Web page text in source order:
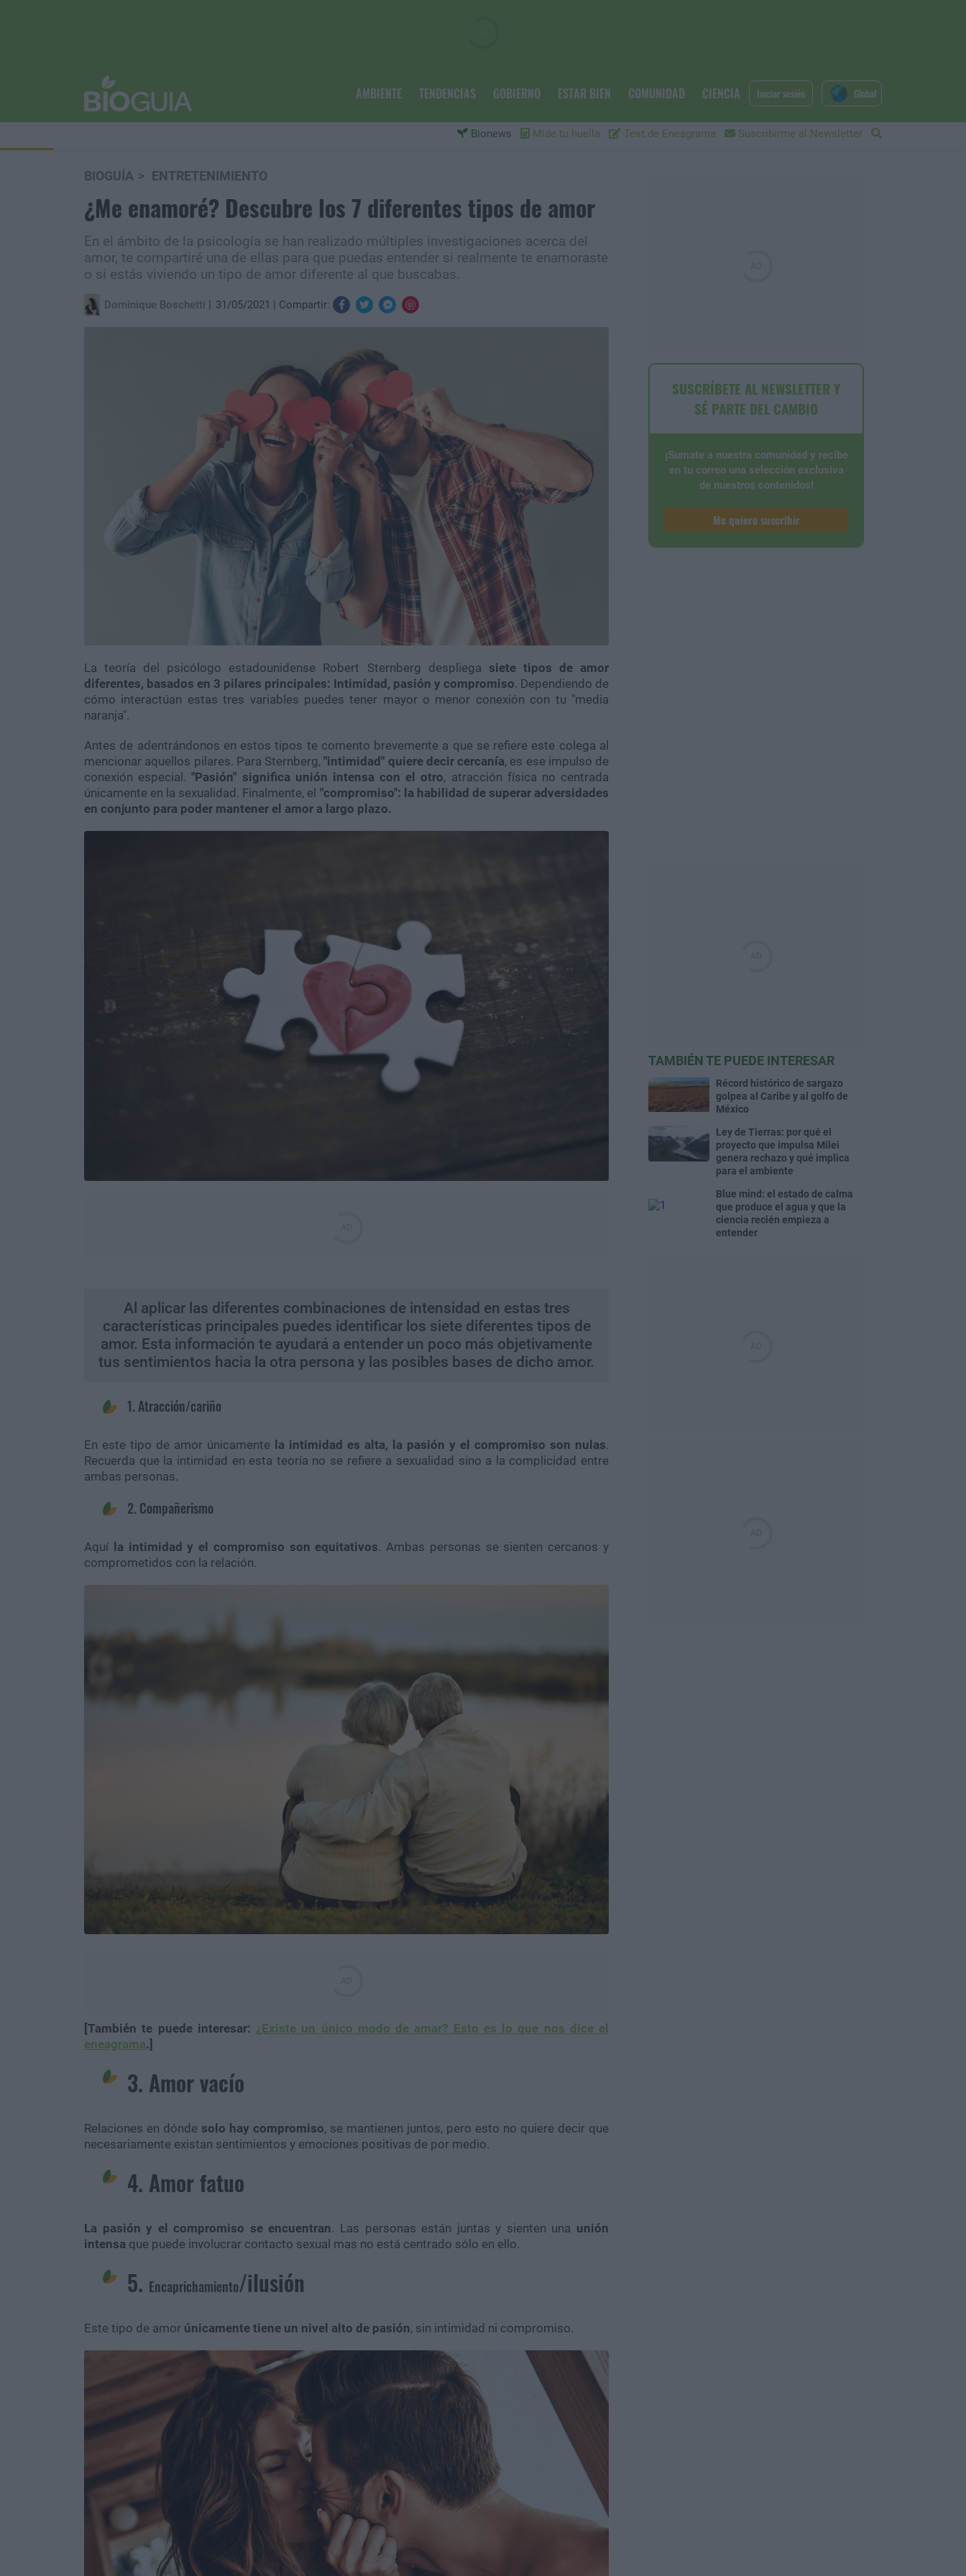
AMBIENTE TENDENCIAS GOBIERNO ESTAR BIEN COMUNIDAD CIENCIA
Bionews Mide tu huella Test de Eneagrama Suscribirme al Newsletter
Iniciar sesión Global
BIOGUÍA ENTRETENIMIENTO
¿Me enamoré? Descubre los 7 diferentes tipos de amor
En el ámbito de la psicología se han realizado múltiples investigaciones acerca del
amor, te compartiré una de ellas para que puedas entender si realmente te enamoraste
o si estás viviendo un tipo de amor diferente al que buscabas.
Dominique Boschetti 31/05/2021 Compartir:
La teoría del psicólogo estadounidense Robert Sternberg despliega siete tipos de amor
diferentes, basados en 3 pilares principales: Intimidad, pasión y compromiso. Dependiendo de
cómo interactúan estas tres variables puedes tener mayor o menor conexión con tu "media
naranja".
Antes de adentrándonos en estos tipos te comento brevemente a que se refiere este colega al
mencionar aquellos pilares. Para Sternberg, "intimidad" quiere decir cercanía, es ese impulso de
conexión especial. "Pasión" significa unión intensa con el otro, atracción física no centrada
únicamente en la sexualidad. Finalmente, el "compromiso": la habilidad de superar adversidades
en conjunto para poder mantener el amor a largo plazo.
Al aplicar las diferentes combinaciones de intensidad en estas tres
características principales puedes identificar los siete diferentes tipos de
amor. Esta información te ayudará a entender un poco más objetivamente
tus sentimientos hacia la otra persona y las posibles bases de dicho amor.
1. Atracción/cariño
En este tipo de amor únicamente la intimidad es alta, la pasión y el compromiso son nulas.
Recuerda que la intimidad en esta teoría no se refiere a sexualidad sino a la complicidad entre
ambas personas.
2. Compañerismo
Aquí la intimidad y el compromiso son equitativos. Ambas personas se sienten cercanos y
comprometidos con la relación.
[También te puede interesar: ¿Existe un único modo de amar? Esto es lo que nos dice el
eneagrama.]
3. Amor vacío
Relaciones en dónde solo hay compromiso, se mantienen juntos, pero esto no quiere decir que
necesariamente existan sentimientos y emociones positivas de por medio.
4. Amor fatuo
La pasión y el compromiso se encuentran. Las personas están juntas y sienten una unión
intensa que puede involucrar contacto sexual mas no está centrado sólo en ello.
5. Encaprichamiento/ilusión
Este tipo de amor únicamente tiene un nivel alto de pasión, sin intimidad ni compromiso.
SUSCRÍBETE AL NEWSLETTER Y
SÉ PARTE DEL CAMBIO
¡Sumate a nuestra comunidad y recibe
en tu correo una selección exclusiva
de nuestros contenidos!
Me quiero suscribir
TAMBIÉN TE PUEDE INTERESAR
Récord histórico de sargazo
golpea al Caribe y al golfo de
México
Ley de Tierras: por qué el
proyecto que impulsa Milei
genera rechazo y qué implica
para el ambiente
Blue mind: el estado de calma
que produce el agua y que la
ciencia recién empieza a
entender